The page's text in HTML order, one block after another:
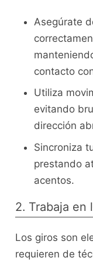
Asegúrate
contacto
Utiliza
evitando
dirección
Sincroniza​
prestando
acentos.
2. Trabaja en
Los giros son
requieren⁤ de⁤